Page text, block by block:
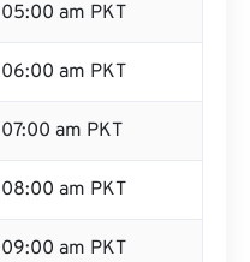
05:00 am PKT
06:00 am PKT
07:00 am PKT
08:00 am PKT
09:00 am PKT